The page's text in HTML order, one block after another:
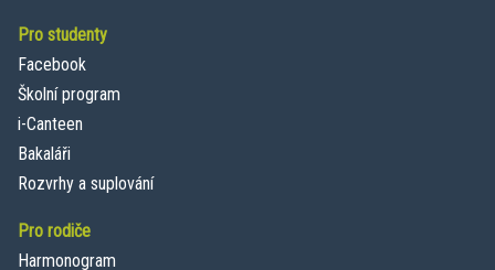
Pro studenty
Facebook
Školní program
i-Canteen
Bakaláři
Rozvrhy a suplování
Pro rodiče
Harmonogram